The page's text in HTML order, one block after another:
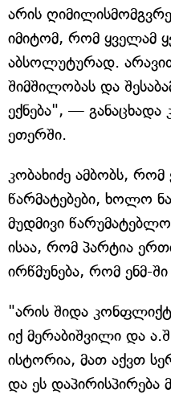
არის
იმიტომ, რომ ყველამ
აბსოლუტურად.
შიმშილობას და
ექნება", — განაცხადა
ეთერში.
კობახიძე ამბობს,
წარმატებები, ხოლო
მუდმივი
ისაა, რომ პარტია
ირწმუნება, რომ ენმ-
"არის შიდა
იქ მერაბიშვილი და
ისტორია, მათ აქვთ
და ეს დაპირისპირება